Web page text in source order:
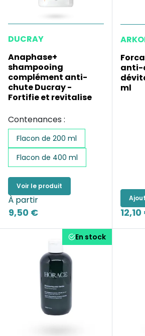
DUCRAY
Anaphase+
shampooing
complément anti-
chute Ducray -
Fortifie et revitalise
Contenances :
Flacon de 200 ml
Flacon de 400 ml
Voir le produit
À partir
9,50 €
anti-
ml
En stock